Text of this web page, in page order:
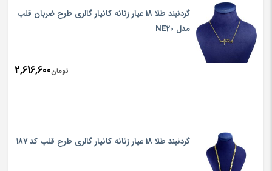
گردنبند طلا 18 عیار زنانه کانیار گالری طرح ضربان قلب
مدل NE20
تومان2,616,600
گردنبند طلا 18 عیار زنانه کانیار گالری طرح قلب کد 187